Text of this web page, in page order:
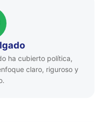
ha cubierto política,
claro, riguroso y